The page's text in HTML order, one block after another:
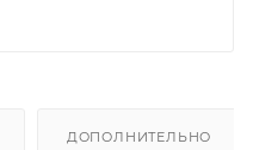
ДОПОЛНИТЕЛЬНО